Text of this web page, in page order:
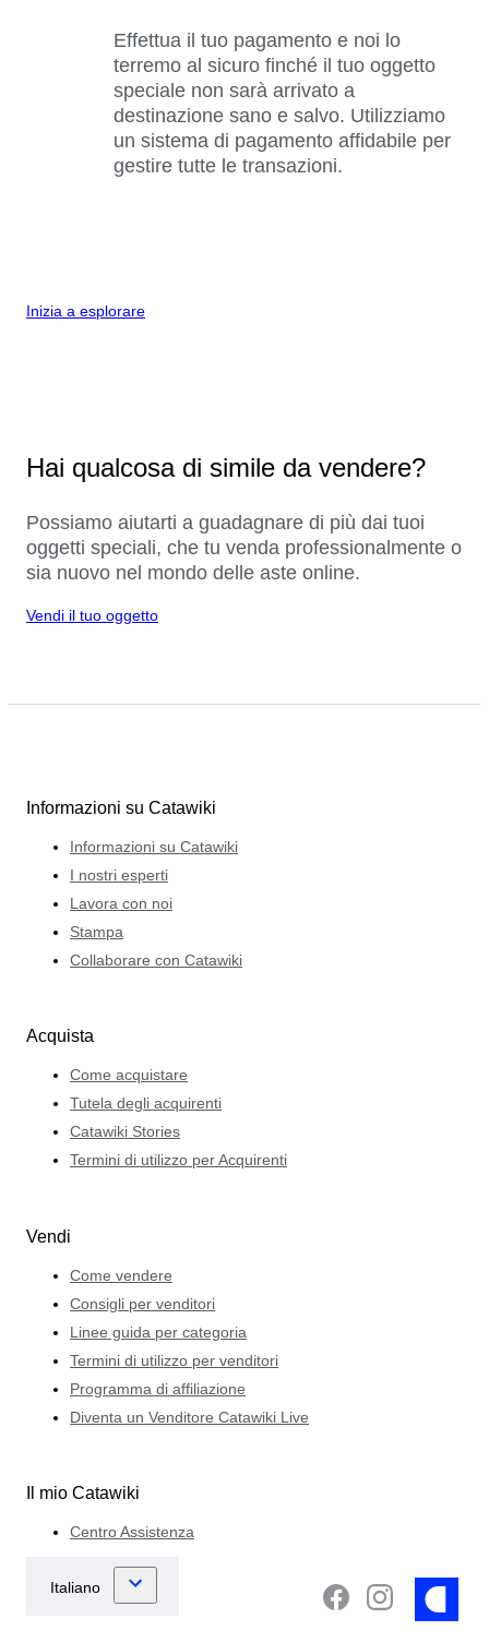
Effettua il tuo pagamento e noi lo
terremo al sicuro finché il tuo oggetto
speciale non sarà arrivato a
destinazione sano e salvo. Utilizziamo
un sistema di pagamento affidabile per
gestire tutte le transazioni.
Inizia a esplorare
Hai qualcosa di simile da vendere?
Possiamo aiutarti a guadagnare di più dai tuoi
oggetti speciali, che tu venda professionalmente o
sia nuovo nel mondo delle aste online.
Vendi il tuo oggetto
Informazioni su Catawiki
Informazioni su Catawiki
I nostri esperti
Lavora con noi
Stampa
Collaborare con Catawiki
Acquista
Come acquistare
Tutela degli acquirenti
Catawiki Stories
Termini di utilizzo per Acquirenti
Vendi
Come vendere
Consigli per venditori
Linee guida per categoria
Termini di utilizzo per venditori
Programma di affiliazione
Diventa un Venditore Catawiki Live
Il mio Catawiki
Centro Assistenza